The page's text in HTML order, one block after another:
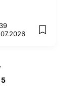
add
5